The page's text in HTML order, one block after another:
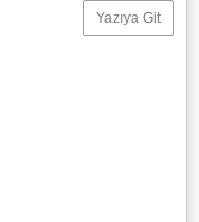
Yazıya Git